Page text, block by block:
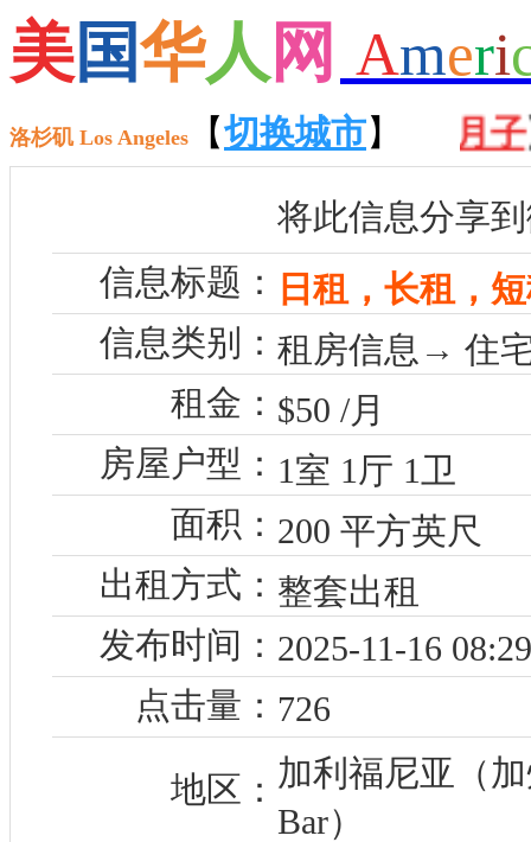
美国华人 网 Ameri
洛杉矶 Los Angeles 【切换城市】
】 【接送服务】 【民宿月子
将此信息分享
信息标题：
日租，长租，
信息类别： 租房信息→ 住
租金： $50 /月
房屋户型： 1室 1厅 1卫
面积： 200 平方英尺
出租方式： 整套出租
发布时间： 2025-11-16
点击量： 726
地区： 加利福尼亚（
Bar）